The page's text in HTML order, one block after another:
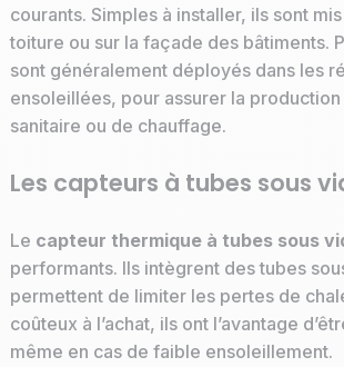
courants. Simples à installer, ils sont
toiture ou sur la façade des bâtiments.
sont généralement déployés dans les
ensoleillées, pour assurer la production
sanitaire ou de chauffage.
Les capteurs à tubes sous
Le capteur thermique à tubes sous
performants. Ils intègrent des tubes
permettent de limiter les pertes de
coûteux à l’achat, ils ont l’avantage
même en cas de faible ensoleillement.